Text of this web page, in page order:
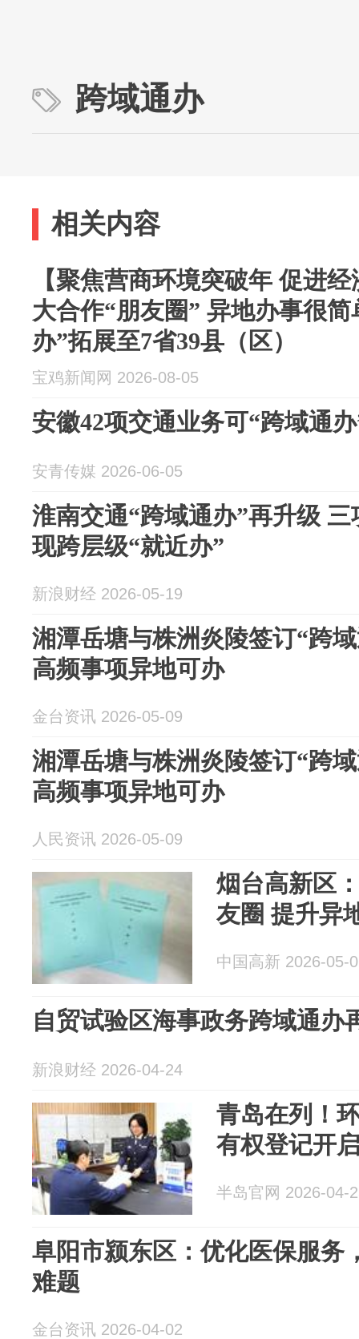
跨域通办
相关内容
【聚焦营商环境突破年 促进
大合作“朋友圈” 异地办事很
办”拓展至7省39县（区）
宝鸡新闻网 2026-08-05
安徽42项交通业务可“跨域通
安青传媒 2026-06-05
淮南交通“跨域通办”再升级 三项涉企高频事项实
现跨层级“就近办”
新浪财经 2026-05-19
湘潭岳塘与株洲炎陵签订“跨
高频事项异地可办
金台资讯 2026-05-09
湘潭岳塘与株洲炎陵签订“跨
高频事项异地可办
人民资讯 2026-05-09
烟台高新区
友圈 提升异
中国高新 2026-05-
自贸试验区海事政务跨域通办
新浪财经 2026-04-24
青岛在列！
有权登记开
半岛官网 2026-04-
阜阳市颍东区：优化医保服务
难题
金台资讯 2026-04-02